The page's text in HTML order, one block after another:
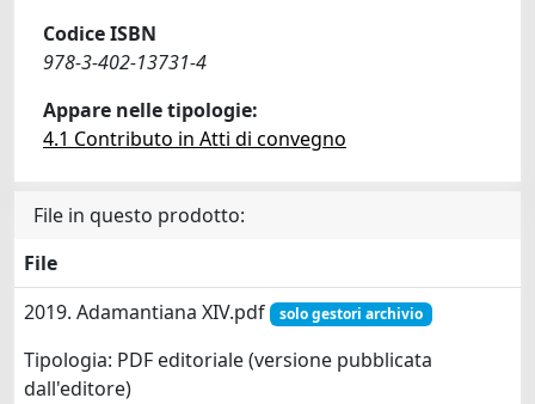
Codice ISBN
978-3-402-13731-4
Appare nelle tipologie:
4.1 Contributo in Atti di convegno
File in questo prodotto:
File
2019. Adamantiana XIV.pdf
solo gestori archivio
Tipologia: PDF editoriale (versione pubblicata
dall'editore)